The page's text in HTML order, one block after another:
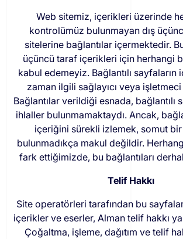
Web sitemiz, içerikleri üzerinde
kontrolümüz bulunmayan dış
sitelerine bağlantılar içermektedir.
üçüncü taraf içerikleri için herhangi
kabul edemeyiz. Bağlantılı sayfaların
zaman ilgili sağlayıcı veya
Bağlantılar verildiği esnada, bağlantılı
ihlaller bulunmamaktaydı. Ancak,
içeriğini sürekli izlemek, somut bir
bulunmadıkça makul değildir.
fark ettiğimizde, bu bağlantıları
Telif Hakkı
Site operatörleri tarafından bu
içerikler ve eserler, Alman telif hakkı
Çoğaltma, işleme, dağıtım ve telif